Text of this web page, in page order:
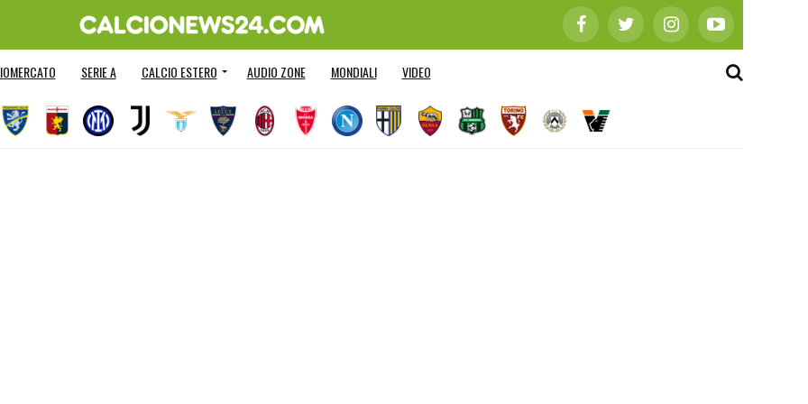
SERIE A CALCIO ESTERO AUDIO ZONE MONDIALI VIDEO